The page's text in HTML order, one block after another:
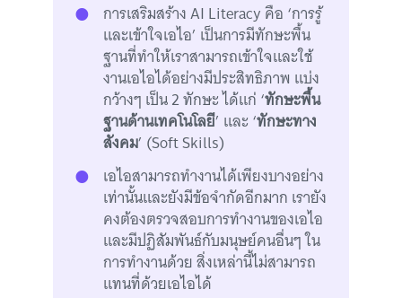
การเสริมสร้าง AI Literacy คือ ‘การรู้
และเข้าใจเอไอ’ เป็นการมีทักษะพื้น
ฐานที่ทำให้เราสามารถเข้าใจและใช้
งานเอไอได้อย่างมีประสิทธิภาพ แบ่ง
กว้างๆ เป็น 2 ทักษะ ได้แก่ ‘ทักษะพื้น
ฐานด้านเทคโนโลยี’ และ ‘ทักษะทาง
สังคม’ (Soft Skills)
เอไอสามารถทำงานได้เพียงบางอย่าง
เท่านั้นและยังมีข้อจำกัดอีกมาก เรายัง
คงต้องตรวจสอบการทำงานของเอไอ
และมีปฏิสัมพันธ์กับมนุษย์คนอื่นๆ ใน
การทำงานด้วย สิ่งเหล่านี้ไม่สามารถ
แทนที่ด้วยเอไอได้